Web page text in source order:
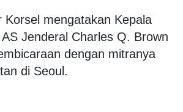
Korsel mengatakan Kepala
Jenderal Charles Q. Brown
dengan mitranya
di Seoul.